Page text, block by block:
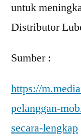
untuk
Distributor
Sumber :
https://
pelanggan-
secara-lengkap